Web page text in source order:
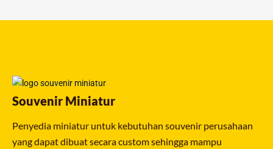
Souvenir Miniatur
Penyedia miniatur untuk kebutuhan souvenir perusahaan
yang dapat dibuat secara custom sehingga mampu